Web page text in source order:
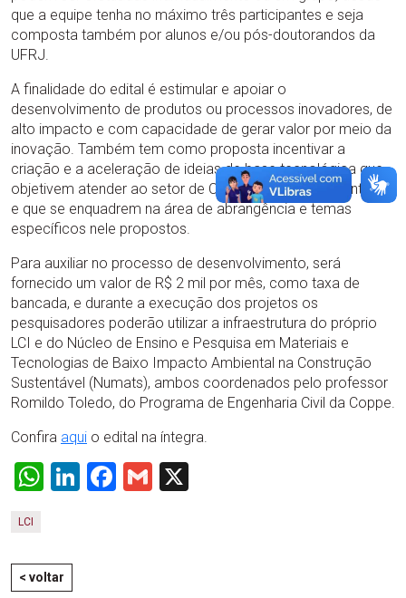
que a equipe tenha no máximo três participantes e seja
composta também por alunos e/ou pós-doutorandos da
UFRJ.
A finalidade do edital é estimular e apoiar o
desenvolvimento de produtos ou processos inovadores, de
alto impacto e com capacidade de gerar valor por meio da
inovação. Também tem como proposta incentivar a
criação e a aceleração de ideias de base tecnológica que
objetivem atender ao setor de Construção Civil Sustentável
e que se enquadrem na área de abrangência e temas
específicos nele propostos.
Para auxiliar no processo de desenvolvimento, será
fornecido um valor de R$ 2 mil por mês, como taxa de
bancada, e durante a execução dos projetos os
pesquisadores poderão utilizar a infraestrutura do próprio
LCI e do Núcleo de Ensino e Pesquisa em Materiais e
Tecnologias de Baixo Impacto Ambiental na Construção
Sustentável (Numats), ambos coordenados pelo professor
Romildo Toledo, do Programa de Engenharia Civil da Coppe.
Confira aqui o edital na íntegra.
WhatsApp
LinkedIn
Facebook
Gmail
LCI
< voltar